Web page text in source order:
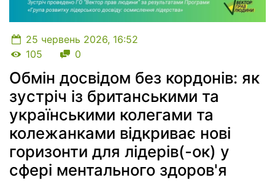
25 червень 2026, 16:52
Кількість переглядів
105 Кількість коментарів
0
Обмін досвідом без кордонів: як
зустріч із британськими та
українськими колегами та
колежанками відкриває нові
горизонти для лідерів(-ок) у
сфері ментального здоров'я